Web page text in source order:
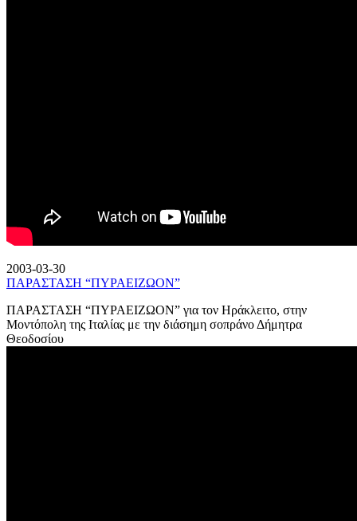
2003-03-30
ΠΑΡΑΣΤΑΣΗ “ΠΥΡΑΕΙΖΩΟΝ”
ΠΑΡΑΣΤΑΣΗ “ΠΥΡΑΕΙΖΩΟΝ” για τον Ηράκλειτο, στην
Μοντόπολη της Ιταλίας με την διάσημη σοπράνο Δήμητρα
Θεοδοσίου